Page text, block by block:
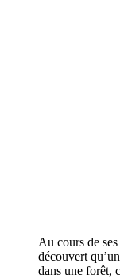
Au cours de
découvert qu’un
dans une forêt,